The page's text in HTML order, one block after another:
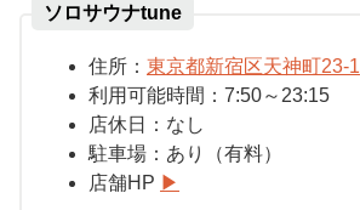
ソロサウナtune
住所： 東京都新宿区天神町23-1
利用可能時間：7:50～ 23:15
店休日：なし
駐車場： あり（有料）
店舗HP ▶︎